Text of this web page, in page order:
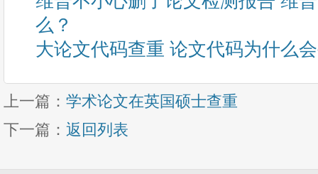
么？
大论文代码查重 论文代码为什么
上一篇： 学术论文在英国硕士查重
下一篇： 返回列表